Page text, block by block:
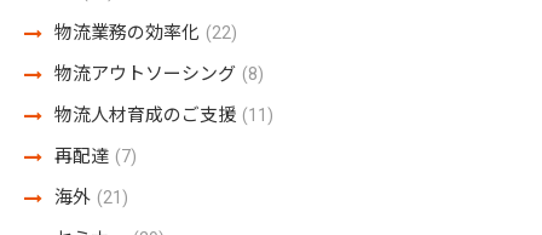
物流業務の効率化 (22)
物流アウトソーシング (8)
物流人材育成のご支援 (11)
再配達 (7)
海外 (21)